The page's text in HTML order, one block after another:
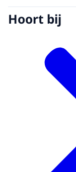
Hoort bij